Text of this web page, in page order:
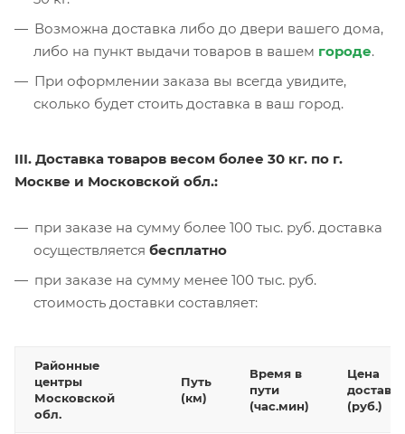
Возможна доставка либо до двери вашего дома,
либо на пункт выдачи товаров в вашем городе.
При оформлении заказа вы всегда увидите,
сколько будет стоить доставка в ваш город.
III. Доставка товаров весом более 30 кг. по г.
Москве и Московской обл.:
при заказе на сумму более 100 тыс. руб. доставка
осуществляется бесплатно
при заказе на сумму менее 100 тыс. руб.
стоимость доставки составляет:
Районные
центры
Московской
обл.
Путь
(км)
Время в
пути
(час.мин)
Цена
(руб.)